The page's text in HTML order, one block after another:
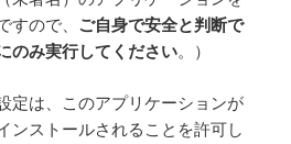
すので、 ご自身で安全と判断で
のみ実行してください。）
定は、このアプリケーションが
ンストールされることを許可し